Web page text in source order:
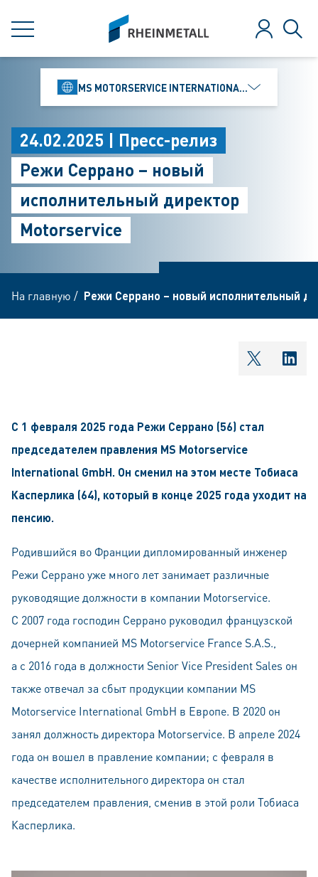
МЕНЮ
siteLogo
MS MOTORSERVICE INTERNATIONAL GMBH
24.02.2025 | Пресс-релиз
Режи Серрано – новый
исполнительный директор
Motorservice
На главную / Режи Серрано – новый исполнительный
С 1 февраля 2025 года Режи Серрано (56) стал
председателем правления MS Motorservice
International GmbH. Он сменил на этом месте Тобиаса
Касперлика (64), который в конце 2025 года уходит на
пенсию.
Родившийся во Франции дипломированный инженер
Режи Серрано уже много лет занимает различные
руководящие должности в компании Motorservice.
С 2007 года господин Серрано руководил французской
дочерней компанией MS Motorservice France S.A.S.,
а с 2016 года в должности Senior Vice President Sales он
также отвечал за сбыт продукции компании MS
Motorservice International GmbH в Европе. В 2020 он
занял должность директора Motorservice. В апреле 2024
года он вошел в правление компании; с февраля в
качестве исполнительного директора он стал
председателем правления, сменив в этой роли Тобиаса
Касперлика.